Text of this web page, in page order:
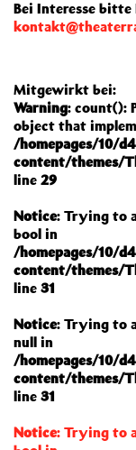
Bei Interesse bitte
Mitgewirkt bei:
Warning: count():
object that
/homepages/10/
content/themes/
line 29
Notice: Trying to
bool in
/homepages/10/
content/themes/
line 31
Notice: Trying to
null in
/homepages/10/
content/themes/
line 31
Notice: Trying to